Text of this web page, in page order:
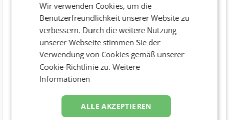
E-Mail
gerhard.grossberger@kraftwerk.co.at
Funktion
Prokura
Telefonnummer
+43 (1) 4093630
Wir verwenden Cookies, um die
Benutzerfreundlichkeit unserer Website zu
verbessern. Durch die weitere Nutzung
unserer Webseite stimmen Sie der
Verwendung von Cookies gemäß unserer
Cookie-Richtlinie zu.Weitere
Informationen
ALLE AKZEPTIEREN